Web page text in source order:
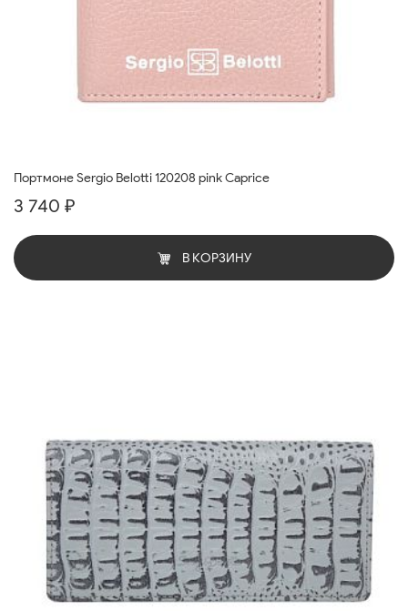
Портмоне Sergio Belotti 120208 pink Caprice
3 740 ₽
В КОРЗИНУ